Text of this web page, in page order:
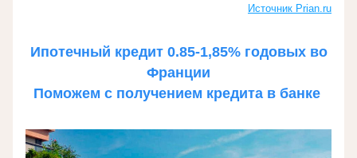
Источник Prian.ru
Ипотечный кредит 0.85-1,85% годовых во
Франции
Поможем с получением кредита в банке